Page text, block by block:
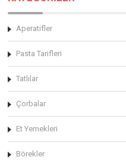
Aperatifler
Pasta Tarifleri
Tatlılar
Çorbalar
Et Yemekleri
Börekler